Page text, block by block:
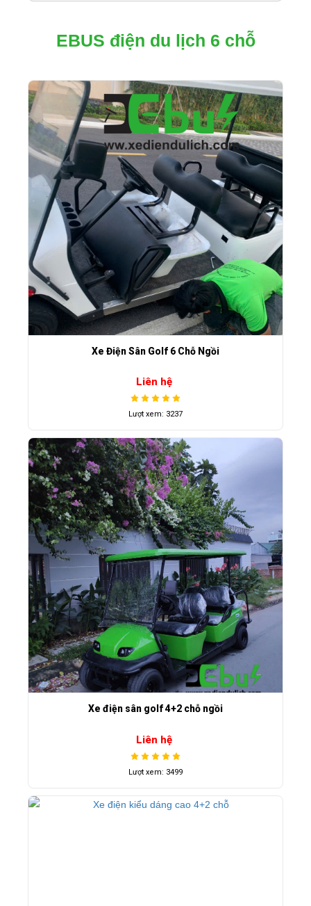
EBUS điện du lịch 6 chỗ
Xe Điện Sân Golf 6 Chỗ Ngồi
Liên hệ
Lượt xem: 3237
Xe điện sân golf 4+2 chỗ ngồi
Liên hệ
Lượt xem: 3499